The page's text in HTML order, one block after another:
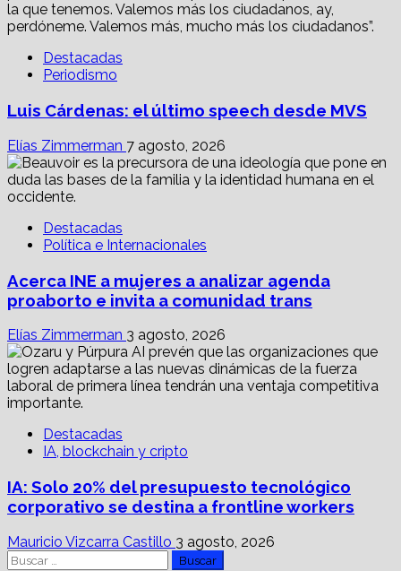
Destacadas
Periodismo
Luis Cárdenas: el último speech desde MVS
Elías Zimmerman 7 agosto, 2026
Destacadas
Política e Internacionales
Acerca INE a mujeres a analizar agenda
proaborto e invita a comunidad trans
Elías Zimmerman 3 agosto, 2026
Destacadas
IA, blockchain y cripto
IA: Solo 20% del presupuesto tecnológico
corporativo se destina a frontline workers
Mauricio Vizcarra Castillo 3 agosto, 2026
Buscar: